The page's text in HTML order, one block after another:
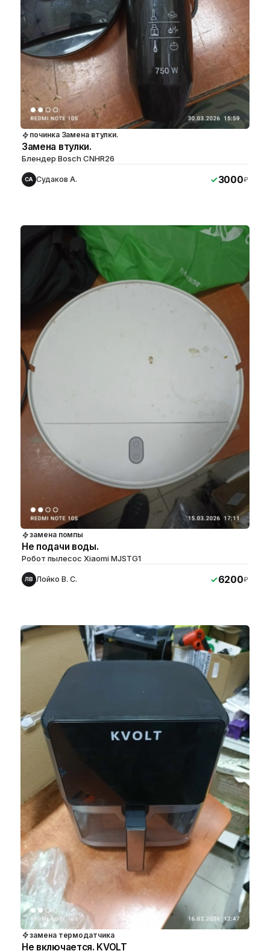
починка Замена втулки.
Замена втулки.
Блендер Bosch CNHR26
СА Судаков А. 3000₽
замена помпы
Не подачи воды.
Робот пылесос Xiaomi MJSTG1
ЛВ Лойко В. С. 6200₽
замена термодатчика
Не включается. KVOLT